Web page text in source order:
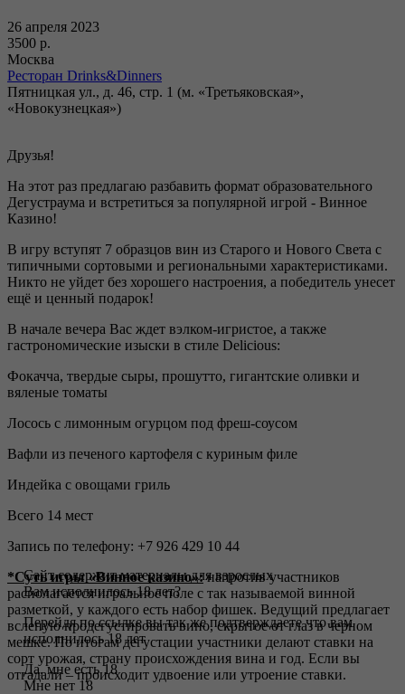
26 апреля 2023
3500 р.
Москва
Ресторан Drinks&Dinners
Пятницкая ул., д. 46, стр. 1 (м. «Третьяковская»,
«Новокузнецкая»)
Друзья!
На этот раз предлагаю разбавить формат образовательного
Дегустраума и встретиться за популярной игрой - Винное
Казино!
В игру вступят 7 образцов вин из Старого и Нового Света с
типичными сортовыми и региональными характеристиками.
Никто не уйдет без хорошего настроения, а победитель унесет
ещё и ценный подарок!
В начале вечера Вас ждет вэлком-игристое, а также
гастрономические изыски в стиле Delicious:
Фокачча, твердые сыры, прошутто, гигантские оливки и
вяленые томаты
Лосось с лимонным огурцом под фреш-соусом
Вафли из печеного картофеля с куриным филе
Индейка с овощами гриль
Всего 14 мест
Запись по телефону: +7 926 429 10 44
*Суть игры «Винное казино»:напротив участников
располагается игральное поле с так называемой винной
разметкой, у каждого есть набор фишек. Ведущий предлагает
вслепую продегустировать вино, скрытое от глаз в черном
мешке. По итогам дегустации участники делают ставки на
сорт урожая, страну происхождения вина и год. Если вы
отгадали – происходит удвоение или утроение ставки.
Сайт содержит материалы для взрослых
Вам исполнилось 18 лет?
Перейдя по ссылке вы так же подтверждаете что вам
исполнилось 18 лет
Да, мне есть 18
Мне нет 18